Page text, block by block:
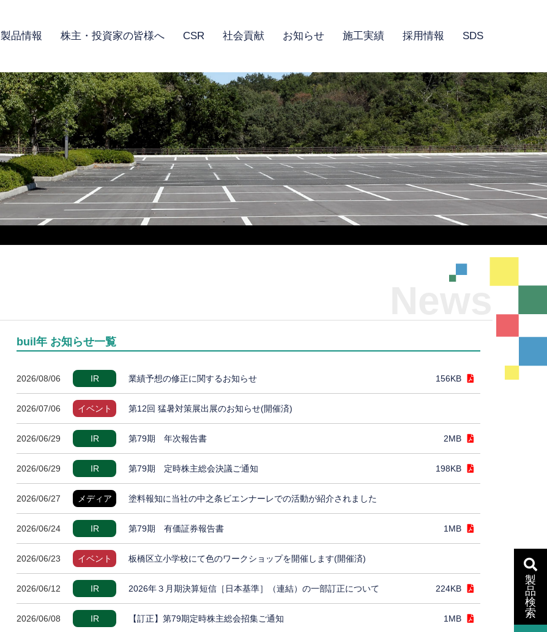
製品情報 株主・投資家の皆様へ CSR 社会貢献 お知らせ 施工実績 採用情報 SDS
News
buil年 お知らせ一覧
2026/08/06 IR 業績予想の修正に関するお知らせ 156KB
2026/07/06 イベント 第12回 猛暑対策展出展のお知らせ(開催済)
2026/06/29 IR 第79期 年次報告書 2MB
2026/06/29 IR 第79期 定時株主総会決議ご通知 198KB
2026/06/27 メディア 塗料報知に当社の中之条ビエンナーレでの活動が紹介されました
2026/06/24 IR 第79期 有価証券報告書 1MB
2026/06/23 イベント 板橋区立小学校にて色のワークショップを開催します(開催済)
2026/06/12 IR 2026年３月期決算短信［日本基準］（連結）の一部訂正について 224KB
2026/06/08 IR 【訂正】第79期定時株主総会招集ご通知 1MB
製
品
検
索